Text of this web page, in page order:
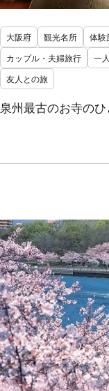
大阪府 観光名所 体験
カップル・夫婦旅行
一
友人との旅
泉州最古のお寺の